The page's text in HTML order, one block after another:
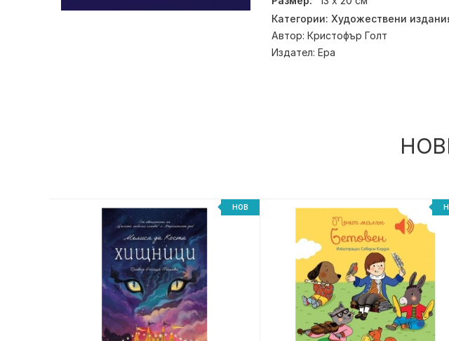
Категории: Художествени
Автор: Кристофър Голт
Издател: Ера
НОВ